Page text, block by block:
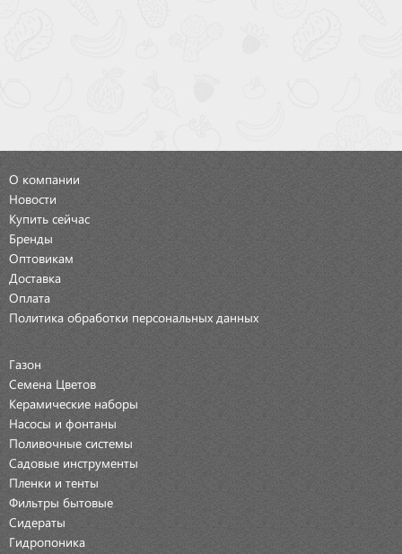
О компании
Новости
Купить сейчас
Бренды
Оптовикам
Доставка
Оплата
Политика обработки персональных данных
Газон
Семена Цветов
Керамические наборы
Насосы и фонтаны
Поливочные системы
Садовые инструменты
Пленки и тенты
Фильтры бытовые
Сидераты
Гидропоника